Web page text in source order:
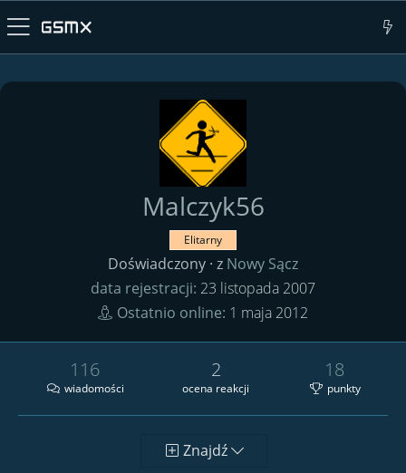
Malczyk56
Elitarny
Doświadczony · z Nowy Sącz
data rejestracji 23 listopada 2007
Ostatnio online 1 maja 2012
wiadomości
116
ocena reakcji
2
punkty
18
Znajdź